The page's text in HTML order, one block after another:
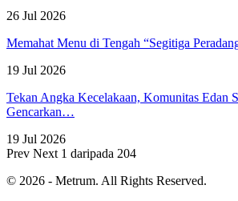
26 Jul 2026
Memahat Menu di Tengah “Segitiga
19 Jul 2026
Tekan Angka Kecelakaan, Komunitas Edan
Gencarkan…
19 Jul 2026
Prev Next 1 daripada 204
© 2026 - Metrum. All Rights Reserved.